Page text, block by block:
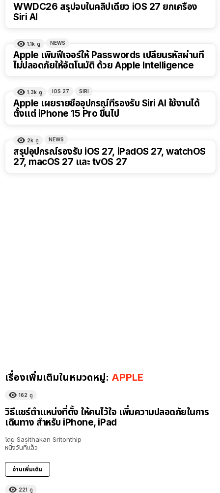
WWDC26 สรุปจบในคลิปเดียว iOS 27 ยกเครื่อง
Siri AI
1.1k ดู NEWS
Apple เพิ่มฟีเจอร์ให้ Passwords เปลี่ยนรหัสผ่านที่
ไม่ปลอดภัยให้อัตโนมัติ ด้วย Apple Intelligence
1.3k ดู IOS 27 SIRI
Apple เผยรายชื่ออุปกรณ์ที่รองรับ Siri AI ใช้งานได้
ตั้งแต่ iPhone 15 Pro ขึ้นไป
2k ดู NEWS
สรุปอุปกรณ์รองรับ iOS 27, iPadOS 27, watchOS
27, macOS 27 และ tvOS 27
เรื่องเพิ่มเติมในหมวดหมู่: APPLE
162 ดู
วิธีแชร์ตำแหน่งที่ตั้ง ให้คนไว้ใจ เพิ่มความปลอดภัยในการ
เดินทาง สำหรับ iPhone, iPad
โดย Sasithakan Sritonthip
หนึ่งวันที่แล้ว
อ่านเพิ่มเติม
221 ดู